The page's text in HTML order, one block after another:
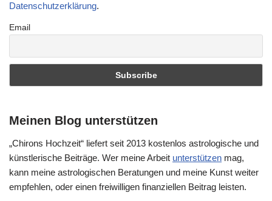
Datenschutzerklärung.
Email
Meinen Blog unterstützen
„Chirons Hochzeit“ liefert seit 2013 kostenlos astrologische und
künstlerische Beiträge. Wer meine Arbeit unterstützen mag,
kann meine astrologischen Beratungen und meine Kunst weiter
empfehlen, oder einen freiwilligen finanziellen Beitrag leisten.